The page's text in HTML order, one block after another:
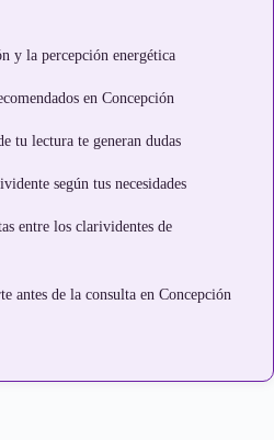
y la percepción energética
en Concepción
tu lectura te generan dudas
según tus necesidades
entre los clarividentes de
antes de la consulta en Concepción